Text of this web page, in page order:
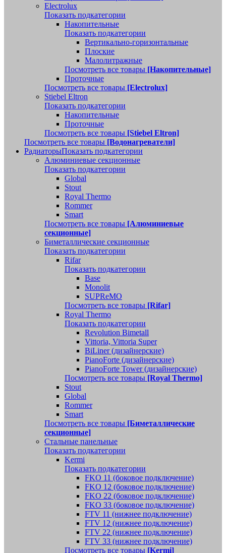
Electrolux
Показать подкатегории
Накопительные
Показать подкатегории
Вертикально-горизонтальные
Плоские
Малолитражные
Посмотреть все товары [Накопительные]
Проточные
Посмотреть все товары [Electrolux]
Stiebel Eltron
Показать подкатегории
Накопительные
Проточные
Посмотреть все товары [Stiebel Eltron]
Посмотреть все товары [Водонагреватели]
РадиаторыПоказать подкатегории
Алюминиевые секционные
Показать подкатегории
Global
Stout
Royal Thermo
Rommer
Smart
Посмотреть все товары [Алюминиевые
секционные]
Биметаллические секционные
Показать подкатегории
Rifar
Показать подкатегории
Base
Monolit
SUPReMO
Посмотреть все товары [Rifar]
Royal Thermo
Показать подкатегории
Revolution Bimetall
Vittoria, Vittoria Super
BiLiner (дизайнерские)
PianoForte (дизайнерские)
PianoForte Tower (дизайнерские)
Посмотреть все товары [Royal Thermo]
Stout
Global
Rommer
Smart
Посмотреть все товары [Биметаллические
секционные]
Стальные панельные
Показать подкатегории
Kermi
Показать подкатегории
FKO 11 (боковое подключение)
FKO 12 (боковое подключение)
FKO 22 (боковое подключение)
FKO 33 (боковое подключение)
FTV 11 (нижнее подключение)
FTV 12 (нижнее подключение)
FTV 22 (нижнее подключение)
FTV 33 (нижнее подключение)
Посмотреть все товары [Kermi]